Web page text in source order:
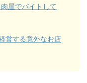
屋でバイトして
営する意外なお店